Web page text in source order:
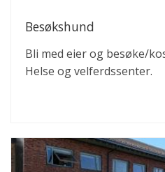
Besøkshund
Bli med eier og besøke/
Helse og velferdssenter.